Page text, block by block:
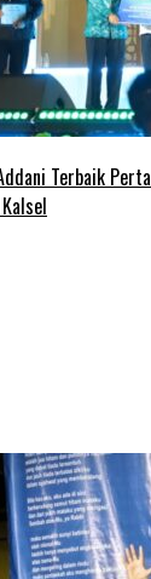
Terbaik